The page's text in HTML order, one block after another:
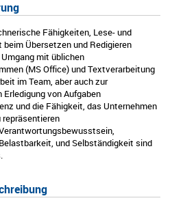
Fähigkeiten, Lese- und
beim Übersetzen und Redigieren
mit üblichen
(MS Office) und Textverarbeitung
im Team, aber auch zur
von Aufgaben
und die Fähigkeit, das Unternehmen
und Selbständigkeit sind